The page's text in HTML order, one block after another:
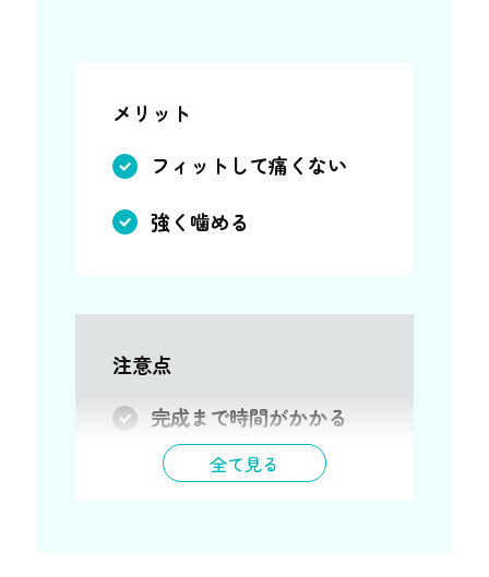
メリット
フィットして痛くない
強く噛める
注意点
完成まで時間がかかる
全て見る